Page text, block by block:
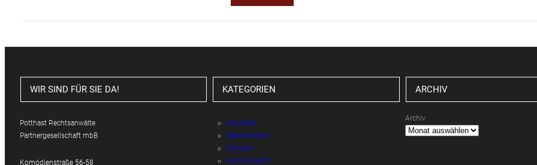
WIR SIND FÜR SIE DA!
Potthast Rechtsanwälte
Partnergesellschaft mbB
Komödienstraße 56-58
KATEGORIEN
Aktuelles
Beamtenrecht
Erbrecht
Familienrecht
ARCHIV
Archiv